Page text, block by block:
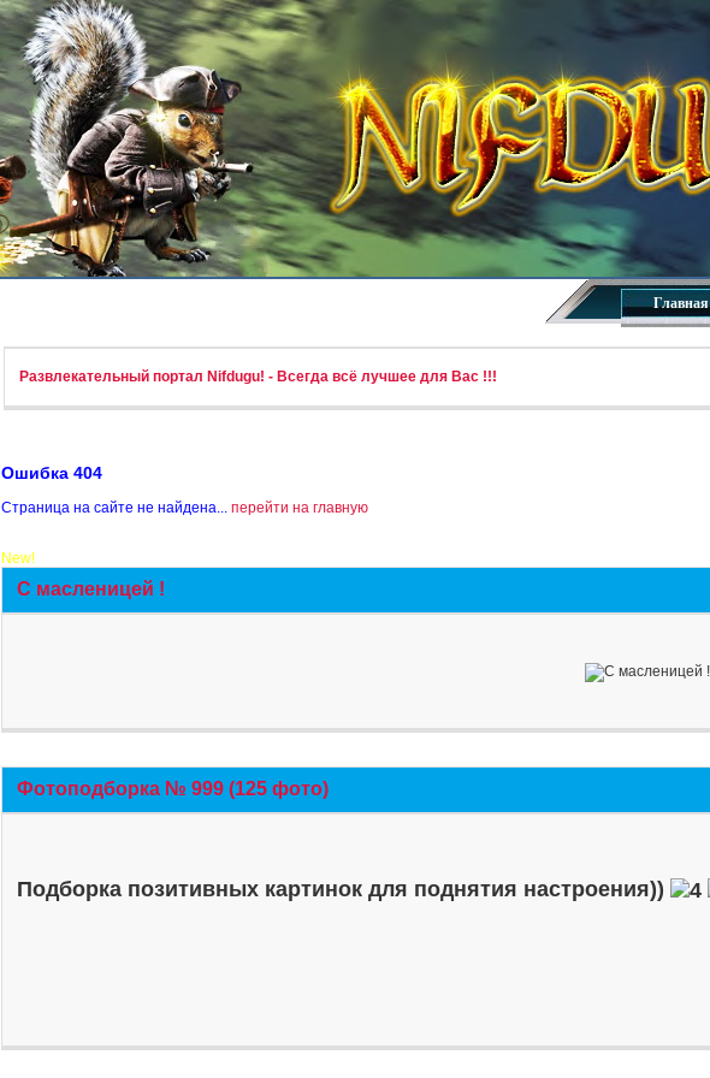
Главная
Развлекательный портал Nifdugu! - Всегда всё лучшее для Вас !!!
Ошибка 404
Страница на сайте не найдена... перейти на главную
New!
С масленицей !
Фотоподборка № 999 (125 фото)
Подборка позитивных картинок для поднятия настроения))